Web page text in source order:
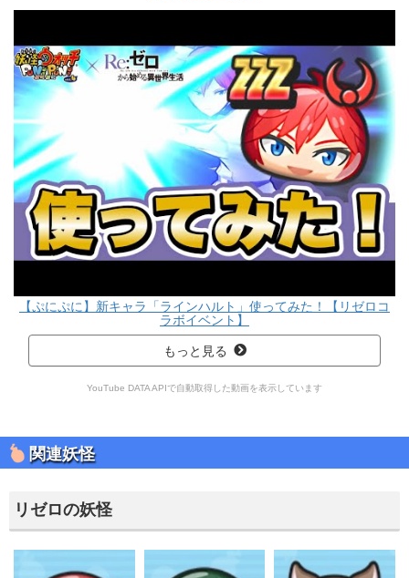
【ぷにぷに】新キャラ「ラインハルト」使ってみた！【リゼロコ
ラボイベント】
もっと見る
YouTube DATA APIで自動取得した動画を表示しています
関連妖怪
リゼロの妖怪